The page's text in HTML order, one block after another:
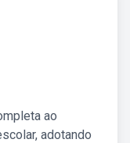
ao
adotando